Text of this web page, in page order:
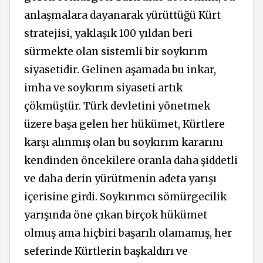
anlaşmalara dayanarak yürüttüğü Kürt
stratejisi, yaklaşık 100 yıldan beri
sürmekte olan sistemli bir soykırım
siyasetidir. Gelinen aşamada bu inkar,
imha ve soykırım siyaseti artık
çökmüştür. Türk devletini yönetmek
üzere başa gelen her hükümet, Kürtlere
karşı alınmış olan bu soykırım kararını
kendinden öncekilere oranla daha şiddetli
ve daha derin yürütmenin adeta yarışı
içerisine girdi. Soykırımcı sömürgecilik
yarışında öne çıkan birçok hükümet
olmuş ama hiçbiri başarılı olamamış, her
seferinde Kürtlerin başkaldırı ve